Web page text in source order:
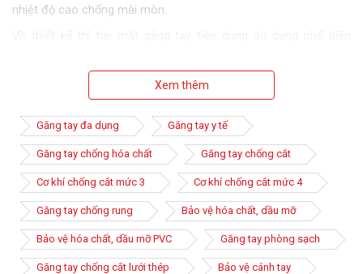
nhiệt độ cao chống mài mòn.
những công việc phải chịu độ nóng cao v.v.
Kiểu dáng các ngón tay cũng được thiết kế thoải mái, dễ sử
dụng và có nhiều kích cỡ phù hợp với cỡ tay mỗi người khác
nhau. Thông thường bên trong găng tay chịu nhiệt có thể được
đệm thêm 1 lớp xốp hoặc bông nhằm tăng cường khả năng
cách nhiệt.
Xem thêm
Găng tay đa dụng Găng tay y tế
Găng tay chống hóa chất Găng tay chống cắt
Cơ khí chống cắt mức 3 Cơ khí chống cắt mức 4
Găng tay chống rung Bảo vệ hóa chất, dầu mỡ
Bảo vệ hóa chất, dầu mỡ PVC Găng tay phòng sạch
Găng tay chống cắt lưới thép Bảo vệ cánh tay